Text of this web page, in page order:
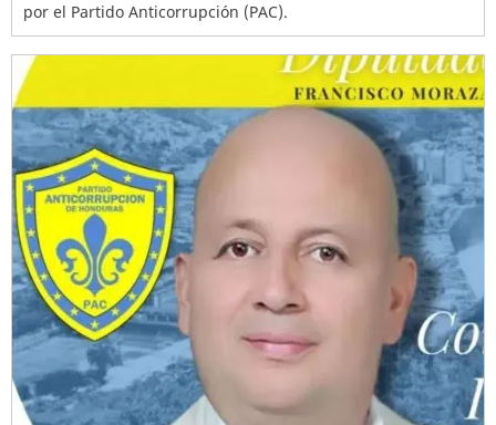
por el Partido Anticorrupción (PAC).